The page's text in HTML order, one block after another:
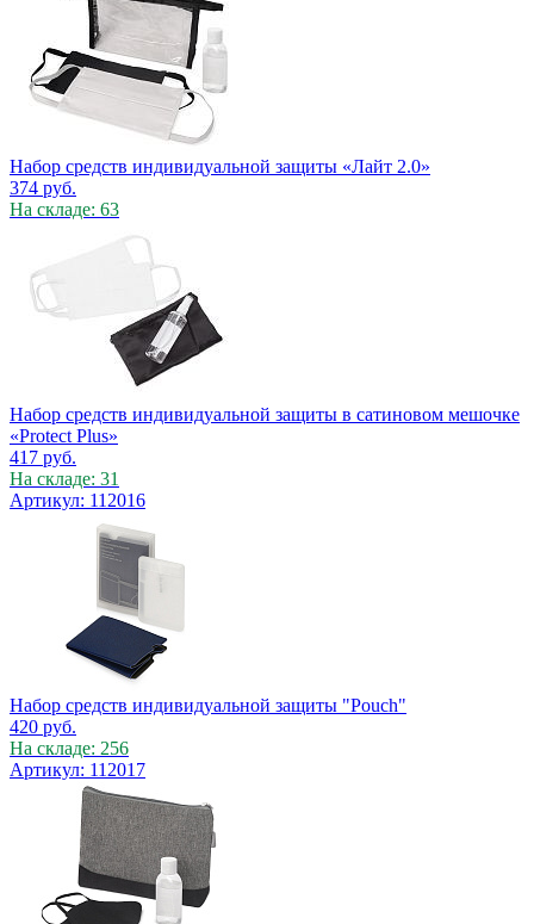
Набор средств индивидуальной защиты «Лайт 2.0»
374 руб.
На складе: 63
Набор средств индивидуальной защиты в сатиновом мешочке
«Protect Plus»
417 руб.
На складе: 31
Артикул: 112016
Набор средств индивидуальной защиты "Pouch"
420 руб.
На складе: 256
Артикул: 112017